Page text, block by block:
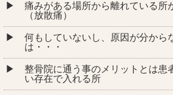
痛みがある場所から離れている所
（放散痛）
何もしていないし、原因が分から
は・・・
整骨院に通う事のメリットとは患
い存在で入れる所